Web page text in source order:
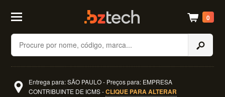
Buscar
0
Entrega para: SÃO PAULO - Preços para: EMPRESA
CONTRIBUINTE DE ICMS -CLIQUE PARA ALTERAR